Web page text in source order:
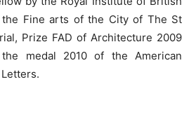
the Fine arts of the City of The St
Prize FAD of Architecture 2009
medal 2010 of the American